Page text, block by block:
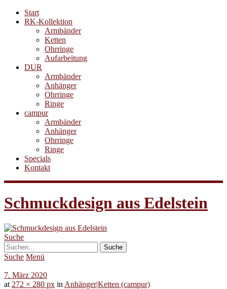
Start
RK-Kollektion
Armbänder
Ketten
Ohrringe
Aufarbeitung
DUR
Armbänder
Anhänger
Ohrringe
Ringe
campur
Armbänder
Anhänger
Ohrringe
Ringe
Specials
Kontakt
Schmuckdesign aus Edelstein
Suche
Suche Menü
7. März 2020
at 272 × 280 px in Anhänger|Ketten (campur)